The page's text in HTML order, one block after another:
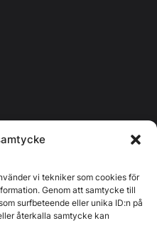
vi tekniker som cookies för
Genom att samtycke till
surfbeteende eller unika ID:n på
återkalla samtycke kan